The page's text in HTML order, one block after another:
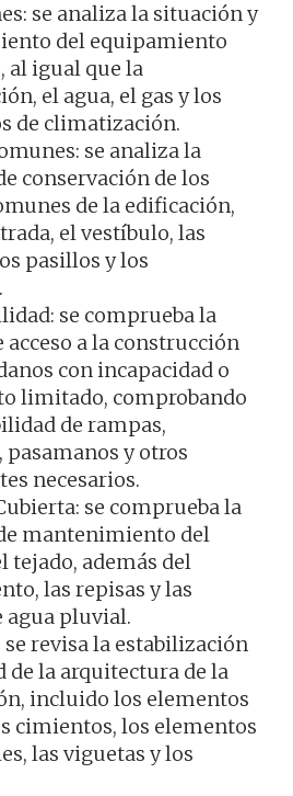
se analiza la situación y
del equipamiento
al igual que la
el agua, el gas y los
de climatización.
se analiza la
conservación de los
de la edificación,
el vestíbulo, las
pasillos y los
se comprueba la
acceso a la construcción
con incapacidad o
limitado, comprobando
de rampas,
pasamanos y otros
necesarios.
se comprueba la
mantenimiento del
tejado, además del
las repisas y las
agua pluvial.
revisa la estabilización
de la arquitectura de la
incluido los elementos
cimientos, los elementos
las viguetas y los